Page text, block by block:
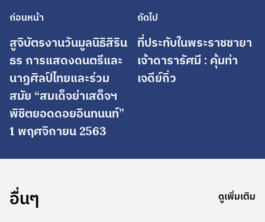
ก่อนหน้า
สูจิบัตรงานวันมูลนิธิสิริน
ธร การแสดงดนตรีและ
นาฏศิลป์ไทยและร่วม
สมัย “สมเด็จย่าเสด็จฯ
พิชิตยอดดอยอินทนนท์”
1 พฤศจิกายน 2563
ถัดไป
ที่ประทับในพระราชชายา
เจ้าดารารัศมี : คุ้มท่า
เจดีย์กิ่ว
อื่นๆ ดูเพิ่มเติม